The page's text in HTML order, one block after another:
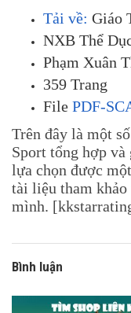
Tải về: Giáo
NXB Thể
Phạm Xuân
359 Trang
File PDF-
Trên đây là một
Sport tổng hợp
lựa chọn được
tài liệu tham khảo
mình.
Bình luận